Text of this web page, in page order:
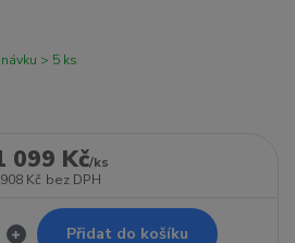
> 5 ks
099 Kč/ks
908 Kč bez DPH
Přidat do košíku